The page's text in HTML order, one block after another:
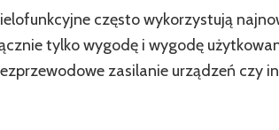
często wykorzystują
tylko wygodę i wygodę
zasilanie urządzeń czy